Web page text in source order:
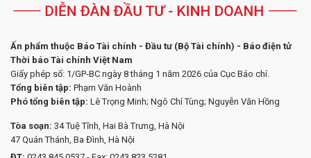
Ấn phẩm thuộc Báo Tài chính - Đầu tư (Bộ Tài chính) - Báo điện tử
Thời báo Tài chính Việt Nam
Giấy phép số: 1/GP-BC ngày 8 tháng 1 năm 2026 của Cục Báo chí.
Tổng biên tập: Phạm Văn Hoành
Phó tổng biên tập: Lê Trọng Minh; Ngô Chí Tùng; Nguyễn Văn Hồng
Tòa soạn: 34 Tuệ Tĩnh, Hai Bà Trưng, Hà Nội
47 Quán Thánh, Ba Đình, Hà Nội